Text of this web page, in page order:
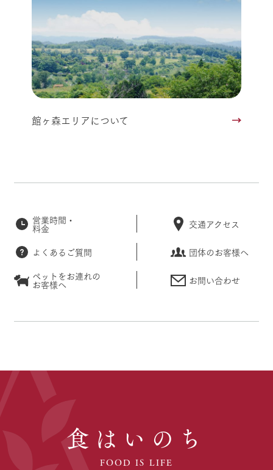
館ヶ森エリアについて
営業時間・
料金 交通アクセス
よくあるご質問
団体のお客様へ
ペットをお連れの
お客様へ お問い合わせ
食はいのち
FOOD IS LIFE